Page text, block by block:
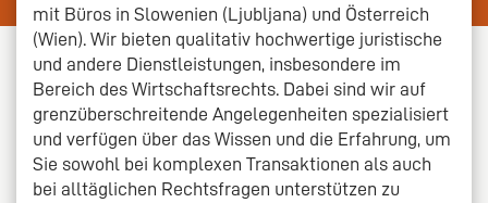
mit Büros in Slowenien (Ljubljana) und Österreich
(Wien). Wir bieten qualitativ hochwertige juristische
und andere Dienstleistungen, insbesondere im
Bereich des Wirtschaftsrechts. Dabei sind wir auf
grenzüberschreitende Angelegenheiten spezialisiert
und verfügen über das Wissen und die Erfahrung, um
Sie sowohl bei komplexen Transaktionen als auch
bei alltäglichen Rechtsfragen unterstützen zu